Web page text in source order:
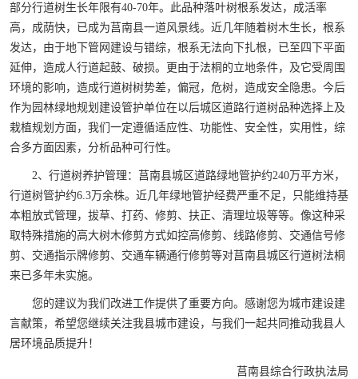
部分行道树生长年限有40-70年。此品种落叶树根系发达，成活率
高，成荫快，已成为莒南县一道风景线。近几年随着树木生长，根系
发达，由于地下管网建设与错综，根系无法向下扎根，已至四下平面
延伸，造成人行道起鼓、破损。更由于法桐的立地条件，及它受周围
环境的影响，造成行道树树势差，偏冠，危树，造成安全隐患。今后
作为园林绿地规划建设管护单位在以后城区道路行道树品种选择上及
栽植规划方面，我们一定遵循适应性、功能性、安全性，实用性，综
合多方面因素，分析品种可行性。
2、行道树养护管理：莒南县城区道路绿地管护约240万平方米，
行道树管护约6.3万余株。近几年绿地管护经费严重不足，只能维持基
本粗放式管理，拔草、打药、修剪、扶正、清理垃圾等等。像这种采
取特殊措施的高大树木修剪方式如控高修剪、线路修剪、交通信号修
剪、交通指示牌修剪、交通车辆通行修剪等对莒南县城区行道树法桐
来已多年未实施。
您的建议为我们改进工作提供了重要方向。感谢您为城市建设建
言献策，希望您继续关注我县城市建设，与我们一起共同推动我县人
居环境品质提升！
莒南县综合行政执法局